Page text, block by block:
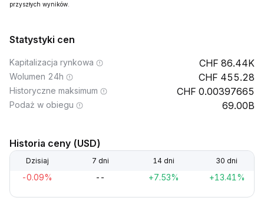
przyszłych wyników.
Statystyki cen
Kapitalizacja rynkowa 86.44K
Wolumen 24h 455.28
Historyczne maksimum 0.00397665
Podaż w obiegu 69.00B
Historia ceny (USD)
Dzisiaj 7 dni 14 dni 30 dni
-0.09% -- +7.53% +13.41%